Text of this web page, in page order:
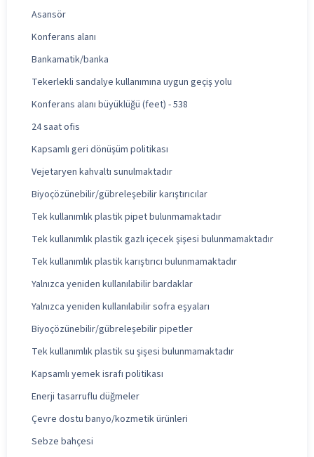
Asansör
Konferans alanı
Bankamatik/banka
Tekerlekli sandalye kullanımına uygun geçiş yolu
Konferans alanı büyüklüğü (feet) - 538
24 saat ofis
Kapsamlı geri dönüşüm politikası
Vejetaryen kahvaltı sunulmaktadır
Biyoçözünebilir/gübreleşebilir karıştırıcılar
Tek kullanımlık plastik pipet bulunmamaktadır
Tek kullanımlık plastik gazlı içecek şişesi bulunmamaktadır
Tek kullanımlık plastik karıştırıcı bulunmamaktadır
Yalnızca yeniden kullanılabilir bardaklar
Yalnızca yeniden kullanılabilir sofra eşyaları
Biyoçözünebilir/gübreleşebilir pipetler
Tek kullanımlık plastik su şişesi bulunmamaktadır
Kapsamlı yemek israfı politikası
Enerji tasarruflu düğmeler
Çevre dostu banyo/kozmetik ürünleri
Sebze bahçesi